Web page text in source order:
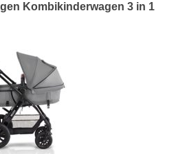
Kombikinderwagen 3 in 1